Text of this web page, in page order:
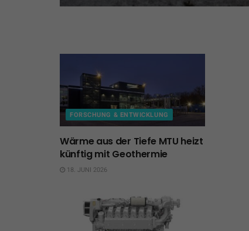
FORSCHUNG & ENTWICKLUNG
Wärme aus der Tiefe MTU heizt
künftig mit Geothermie
18. JUNI 2026